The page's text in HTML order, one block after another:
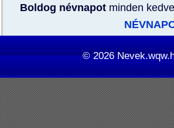
Boldog névnapotminden
© 2026